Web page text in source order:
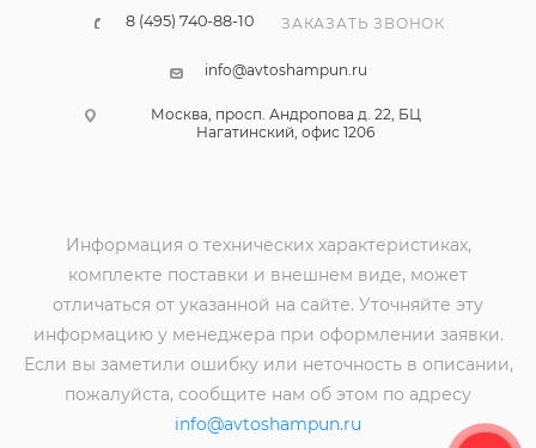
8 (495) 740-88-10 ЗАКАЗАТЬ ЗВОНОК
info@avtoshampun.ru
Москва, просп. Андропова д. 22, БЦ
Нагатинский, офис 1206
Информация о технических характеристиках,
комплекте поставки и внешнем виде, может
отличаться от указанной на сайте. Уточняйте эту
информацию у менеджера при оформлении заявки.
Если вы заметили ошибку или неточность в описании,
пожалуйста, сообщите нам об этом по адресу
info@avtoshampun.ru